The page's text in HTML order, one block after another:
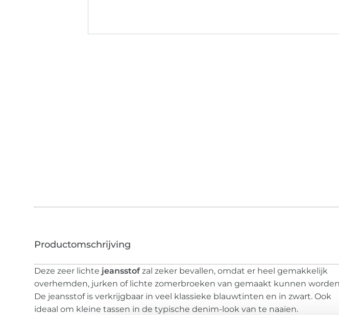
Deze zeer lichte jeansstofzal zeker bevallen, omdat er heel gemakkelijk
overhemden, jurken of lichte zomerbroeken van gemaakt kunnen
De jeansstof is verkrijgbaar in veel klassieke blauwtinten en in zwart. Ook
ideaal om kleine tassen in de typische denim-look van te naaien.